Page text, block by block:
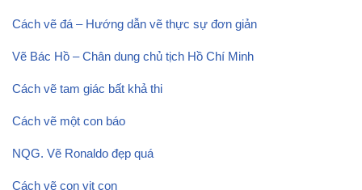
Cách vẽ đá – Hướng dẫn vẽ thực sự đơn giản
Vẽ Bác Hồ – Chân dung chủ tịch Hồ Chí Minh
Cách vẽ tam giác bất khả thi
Cách vẽ một con báo
NQG. Vẽ Ronaldo đẹp quá
Cách vẽ con vịt con